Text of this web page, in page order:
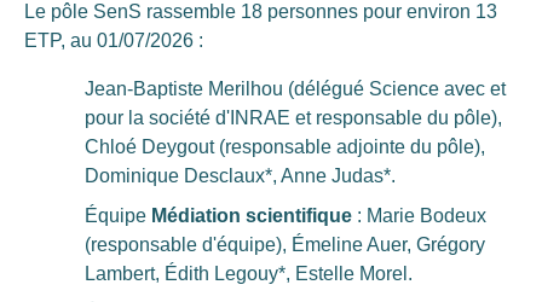
Le pôle SenS rassemble 18 personnes pour environ 13
ETP, au 01/07/2026 :
Jean-Baptiste Merilhou (délégué Science avec et
pour la société d'INRAE et responsable du pôle),
Chloé Deygout (responsable adjointe du pôle),
Dominique Desclaux*, Anne Judas*.
Équipe Médiation scientifique : Marie Bodeux
(responsable d'équipe), Émeline Auer, Grégory
Lambert, Édith Legouy*, Estelle Morel.